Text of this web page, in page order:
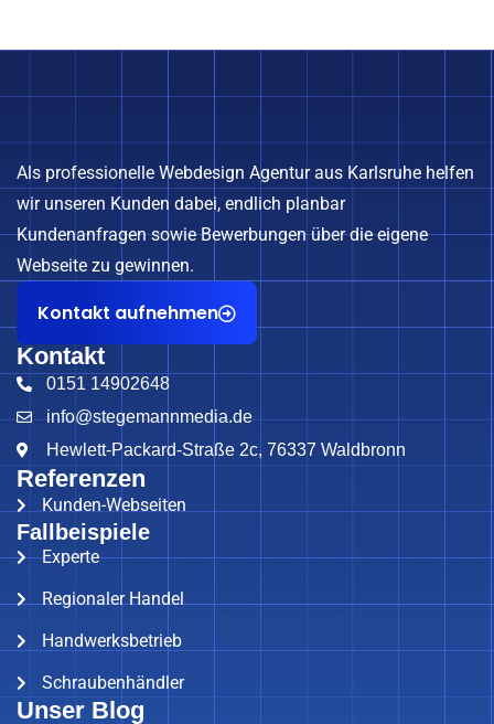
Als professionelle Webdesign Agentur aus Karlsruhe helfen
wir unseren Kunden dabei, endlich planbar
Kundenanfragen sowie Bewerbungen über die eigene
Webseite zu gewinnen.
Kontakt aufnehmen
Kontakt
0151 14902648
info@stegemannmedia.de
Hewlett-Packard-Straße 2c, 76337 Waldbronn
Referenzen
Kunden-Webseiten
Fallbeispiele
Experte
Regionaler Handel
Handwerksbetrieb
Schraubenhändler
Unser Blog